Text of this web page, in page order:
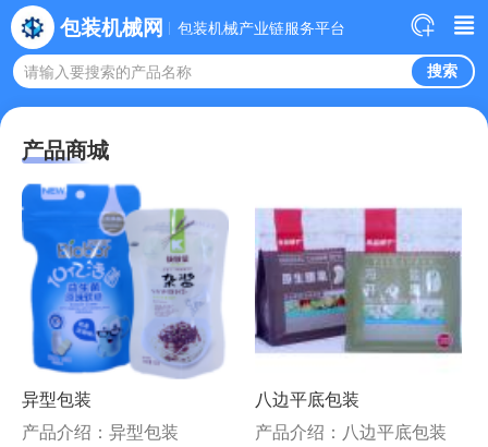
包装机械网 包装机械产业链服务平台
请输入要搜索的产品名称
产品商城
异型包装
产品介绍：异型包装
八边平底包装
产品介绍：八边平底包装